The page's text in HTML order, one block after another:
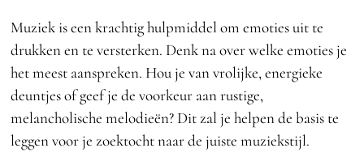
Muziek is een krachtig hulpmiddel om emoties uit te
drukken en te versterken. Denk na over welke emoties je
het meest aanspreken. Hou je van vrolijke, energieke
deuntjes of geef je de voorkeur aan rustige,
melancholische melodieën? Dit zal je helpen de basis te
leggen voor je zoektocht naar de juiste muziekstijl.